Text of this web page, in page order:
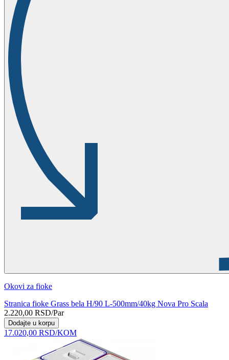
Okovi za fioke
Stranica fioke Grass bela H/90 L-500mm/40kg Nova Pro Scala
2.220,00 RSD/Par
Dodajte u korpu
17.020,00 RSD/KOM